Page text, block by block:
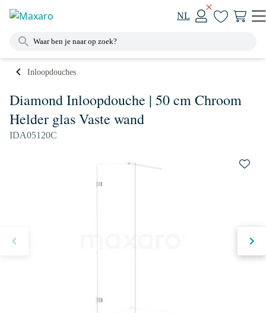
NL
Inloopdouches
Diamond Inloopdouche | 50 cm Chroom
Helder glas Vaste wand
IDA05120C